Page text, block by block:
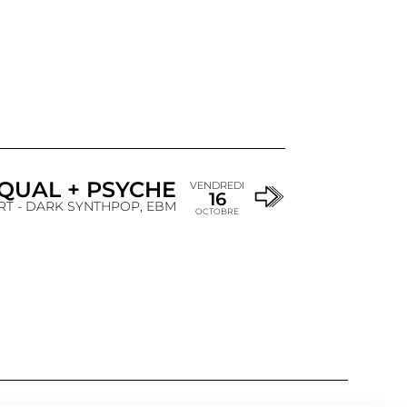
+ PSYCHE
- DARK SYNTHPOP, EBM
VENDREDI
16
OCTOBRE